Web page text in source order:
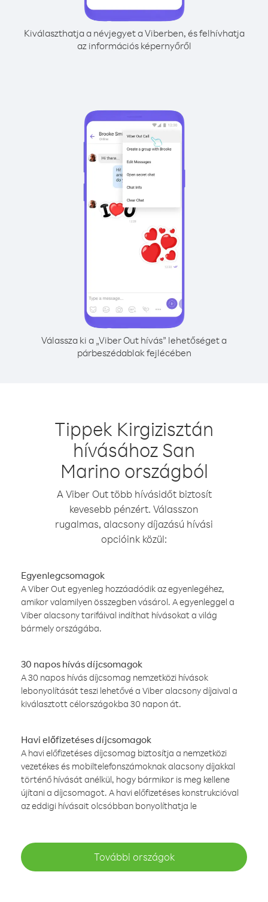
Kiválaszthatja a névjegyet a Viberben, és felhívhatja
az információs képernyőről
Válassza ki a „Viber Out hívás” lehetőséget a
párbeszédablak fejlécében
Tippek Kirgizisztán
hívásához San
Marino országból
A Viber Out több hívásidőt biztosít
kevesebb pénzért. Válasszon
rugalmas, alacsony díjazású hívási
opcióink közül:
Egyenlegcsomagok
A Viber Out egyenleg hozzáadódik az egyenlegéhez,
amikor valamilyen összegben vásárol. A egyenleggel a
Viber alacsony tarifáival indíthat hívásokat a világ
bármely országába.
30 napos hívás díjcsomagok
A 30 napos hívás díjcsomag nemzetközi hívások
lebonyolítását teszi lehetővé a Viber alacsony díjaival a
kiválasztott célországokba 30 napon át.
Havi előfizetéses díjcsomagok
A havi előfizetéses díjcsomag biztosítja a nemzetközi
vezetékes és mobiltelefonszámoknak alacsony díjakkal
történő hívását anélkül, hogy bármikor is meg kellene
újítani a díjcsomagot. A havi előfizetéses konstrukcióval
az eddigi hívásait olcsóbban bonyolíthatja le
További országok